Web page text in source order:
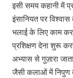
इसी समय कहानी में
इंसानियत पर
भलाई के लिए काम
प्रशिक्षण देना शुरू
अभ्यास से गुज़ारा
जैसी कलाओं में निपुण